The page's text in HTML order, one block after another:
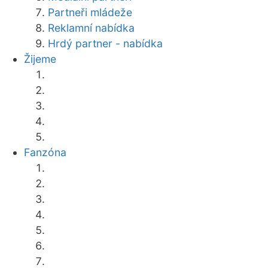
Partneři mládeže
Reklamní nabídka
Hrdý partner - nabídka
Žijeme
Fanzóna